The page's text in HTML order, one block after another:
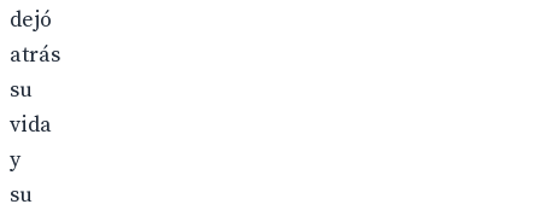
dejó
atrás
su
vida
y
su